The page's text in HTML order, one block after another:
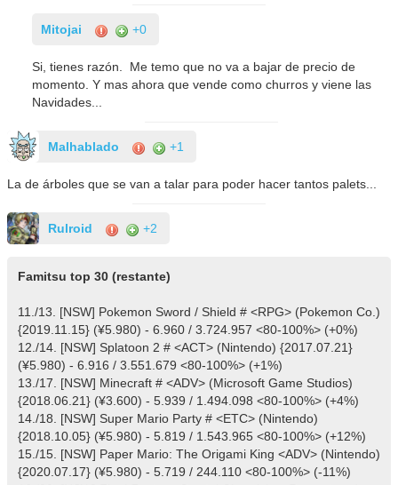
Mitojai +0
Si, tienes razón. Me temo que no va a bajar de precio de
momento. Y mas ahora que vende como churros y viene las
Navidades...
Malhablado +1
La de árboles que se van a talar para poder hacer tantos palets...
Rulroid +2
Famitsu top 30 (restante)
11./13. [NSW] Pokemon Sword / Shield # <RPG> (Pokemon Co.)
{2019.11.15} (¥5.980) - 6.960 / 3.724.957 <80-100%> (+0%)
12./14. [NSW] Splatoon 2 # <ACT> (Nintendo) {2017.07.21}
(¥5.980) - 6.916 / 3.551.679 <80-100%> (+1%)
13./17. [NSW] Minecraft # <ADV> (Microsoft Game Studios)
{2018.06.21} (¥3.600) - 5.939 / 1.494.098 <80-100%> (+4%)
14./18. [NSW] Super Mario Party # <ETC> (Nintendo)
{2018.10.05} (¥5.980) - 5.819 / 1.543.965 <80-100%> (+12%)
15./15. [NSW] Paper Mario: The Origami King <ADV> (Nintendo)
{2020.07.17} (¥5.980) - 5.719 / 244.110 <80-100%> (-11%)